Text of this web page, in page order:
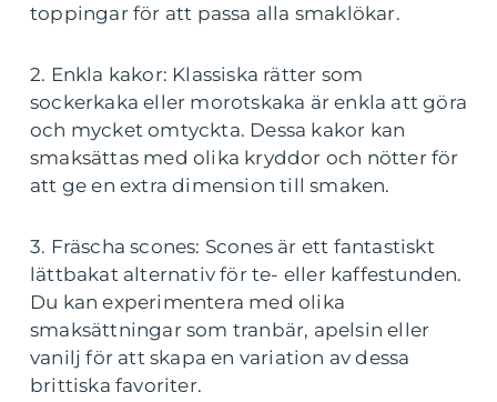
toppingar för att passa alla smaklökar.
2. Enkla kakor: Klassiska rätter som
sockerkaka eller morotskaka är enkla att göra
och mycket omtyckta. Dessa kakor kan
smaksättas med olika kryddor och nötter för
att ge en extra dimension till smaken.
3. Fräscha scones: Scones är ett fantastiskt
lättbakat alternativ för te- eller kaffestunden.
Du kan experimentera med olika
smaksättningar som tranbär, apelsin eller
vanilj för att skapa en variation av dessa
brittiska favoriter.